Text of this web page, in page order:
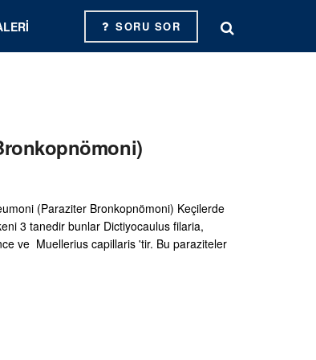
SORU SOR
(Paraziter Bronkopnömoni) Keçilerde
3 tanedir bunlar Dictiyocaulus filaria,
ve Muellerius capillaris 'tir. Bu paraziteler